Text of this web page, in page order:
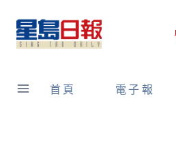
content
首頁 電子報